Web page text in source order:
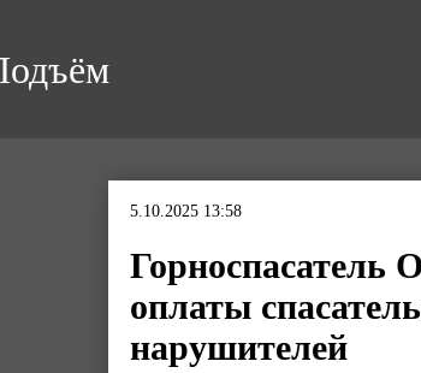
5.10.2025 13:58
Горноспасатель
оплаты
нарушителей